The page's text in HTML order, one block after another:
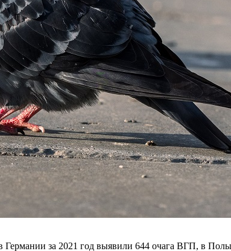
Германии за 2021 год выявили 644 очага ВГП, в